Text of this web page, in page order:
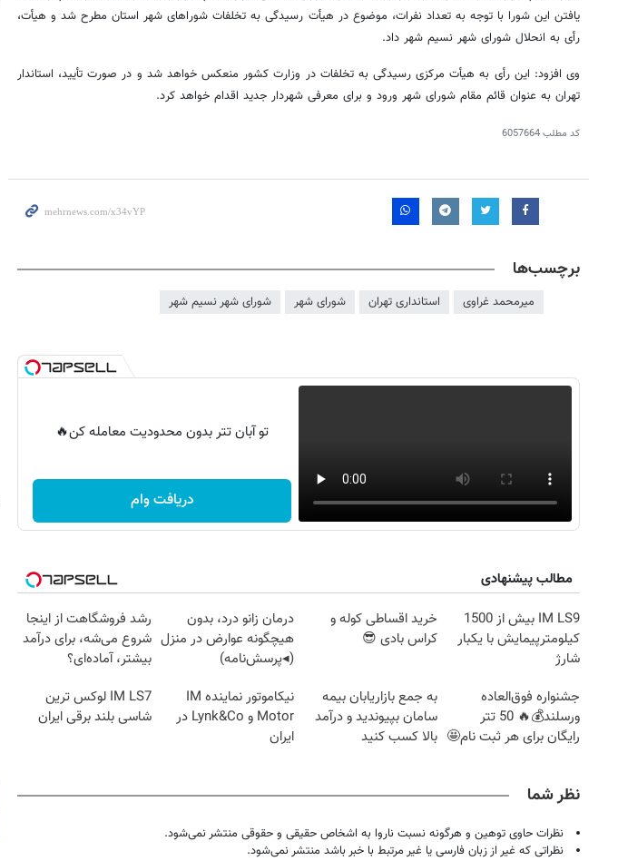
یافتن این شورا با توجه به تعداد نفرات، موضوع در هیأت رسیدگی به تخلفات شوراهای شهر استان مطرح شد و هیأت،
رأی به انحلال شورای شهر نسیم شهر داد.
وی افزود: این رأی به هیأت مرکزی رسیدگی به تخلفات در وزارت کشور منعکس خواهد شد و در صورت تأیید، استاندار
تهران به عنوان قائم مقام شورای شهر ورود و برای معرفی شهردار جدید اقدام خواهد کرد.
کد مطلب6057664
برچسب‌ها
میرمحمد غراوی استانداری تهران شورای شهر شورای شهر نسیم شهر
تو آبان تتر بدون محدودیت معامله کن🔥
دریافت وام
مطالب پیشنهادی
IM LS9 بیش از 1500
کیلومترپیمایش با یکبار
شارژ
خرید اقساطی کوله و
کراس بادی 😎
درمان زانو درد، بدون
هیچگونه عوارض در منزل
(◂پرسش‌نامه)
رشد فروشگاهت از اینجا
شروع می‌شه، برای درآمد
بیشتر، آماده‌ای؟
جشنواره فوق‌العاده
ورسلند💰🔥 50 تتر
رایگان برای هر ثبت نام🤩
به جمع بازاریابان بیمه
سامان بپیوندید و درآمد
بالا کسب کنید
نیکاموتور نماینده IM
Motor و Lynk&Co در
ایران
IM LS7 لوکس ترین
شاسی بلند برقی ایران
نظر شما
نظرات حاوی توهین و هرگونه نسبت ناروا به اشخاص حقیقی و حقوقی منتشر نمی‌شود.
نظراتی که غیر از زبان فارسی یا غیر مرتبط با خبر باشد منتشر نمی‌شود.